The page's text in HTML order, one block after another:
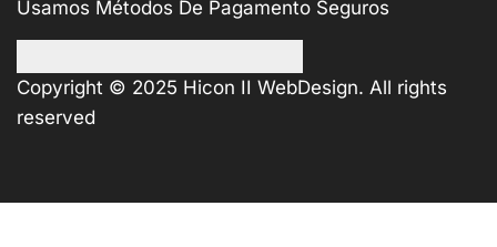
Usamos Métodos De Pagamento Seguros
Copyright © 2025 Hicon II WebDesign. All rights
reserved